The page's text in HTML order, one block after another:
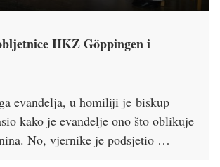
HKZ Göppingen i
evanđelja, u homiliji je biskup
kako je evanđelje ono što oblikuje
No, vjernike je podsjetio …